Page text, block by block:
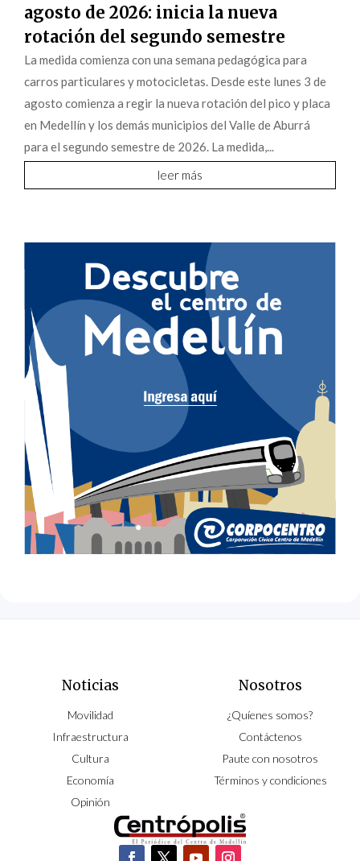
agosto de 2026: inicia la nueva
rotación del segundo semestre
La medida comienza con una semana pedagógica para
carros particulares y motocicletas. Desde este lunes 3 de
agosto comienza a regir la nueva rotación del pico y placa
en Medellín y los demás municipios del Valle de Aburrá
para el segundo semestre de 2026. La medida,...
leer más
Noticias
Movilidad
Infraestructura
Cultura
Economía
Opinión
Nosotros
¿Quíenes somos?
Contáctenos
Paute con nosotros
Términos y condiciones